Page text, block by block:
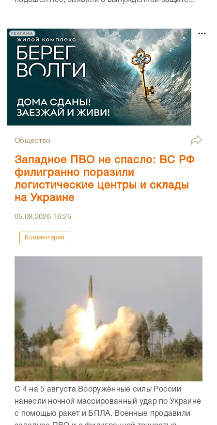
РЕКЛАМА
Общество
Западное ПВО не спасло: ВС РФ
филигранно поразили
логистические центры и склады
на Украине
05.08.2026 16:25
Комментарии
С 4 на 5 августа Вооружённые силы России
нанесли ночной массированный удар по Украине
с помощью ракет и БПЛА. Военные продавили